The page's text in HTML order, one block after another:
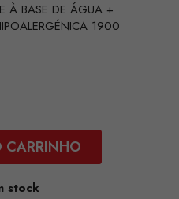
À BASE DE ÁGUA +
1900
stock